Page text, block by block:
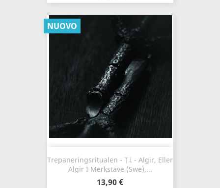
Trepaneringsritualen - ᛉᛦ - Algir, Eller
Algir I Merkstave (Swe),...
13,90 €
NUOVO